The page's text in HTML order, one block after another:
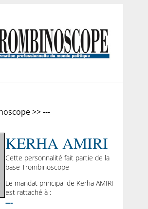
>> ---
KERHA AMIRI
Cette personnalité fait partie de la
base Trombinoscope
Le mandat principal de Kerha AMIRI
est rattaché à :
---